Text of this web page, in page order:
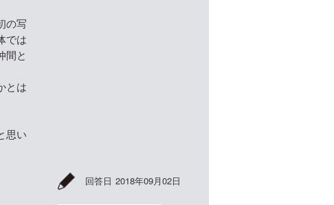
の写
では
間と
とは
思い
回答日 2018年09月02日